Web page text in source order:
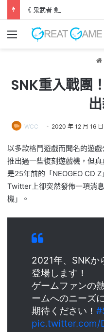
《 鬼武者 劍之道 》 實機
Menu
SNK重入戰團
WCC 2020 年 12 月 16 日
以多款格鬥遊戲而聞名的遊
推出過一些復刻遊戲機，但
是25年前的「NEOGEO CD
Twitter上卻突然發佈一項消
機」。
2021年、SNKか
登場します！
ゲームファンの
ームへのニーズ
期待ください！
pic.twitter.com/